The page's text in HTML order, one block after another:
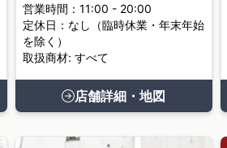
営業時間：11:00 - 20:00
定休日：なし（臨時休業・年末年始
を除く）
取扱商材: すべて
店舗詳細・地図